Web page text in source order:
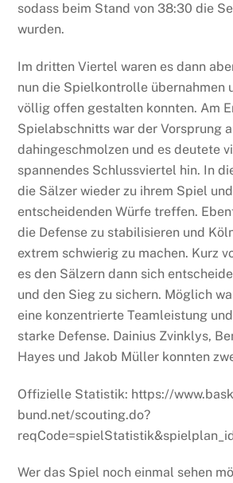
sodass beim Stand von 38:30 die
wurden.
Im dritten Viertel waren es dann
nun die Spielkontrolle übernahmen
völlig offen gestalten konnten. Am
Spielabschnitts war der Vorsprung
dahingeschmolzen und es deutete
spannendes Schlussviertel hin. In
die Sälzer wieder zu ihrem Spiel
entscheidenden Würfe treffen.
die Defense zu stabilisieren und
extrem schwierig zu machen. Kurz
es den Sälzern dann sich
und den Sieg zu sichern. Möglich
eine konzentrierte Teamleistung
starke Defense. Dainius Zvinklys,
Hayes und Jakob Müller konnten
Offizielle Statistik: https://
bund.net/scouting.do?
Wer das Spiel noch einmal sehen